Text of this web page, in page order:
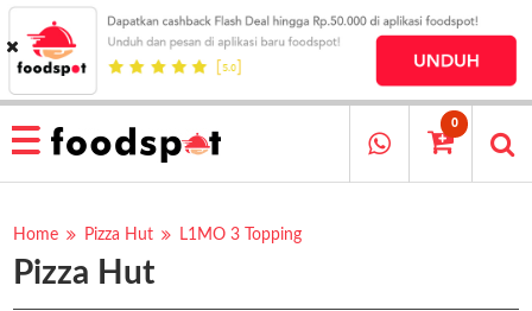
HOME
MENU
RESTAURANT
PESAN
OUR
COMPANY
0
Home Pizza Hut L1MO 3 Topping
Pizza Hut